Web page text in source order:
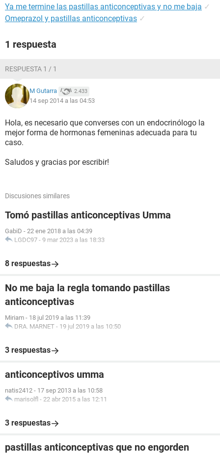
Ya me termine las pastillas anticonceptivas y no me baja ✓
Omeprazol y pastillas anticonceptivas ✓
1 respuesta
RESPUESTA 1 / 1
M Gutarra 2.433
14 sep 2014 a las 04:53
Hola, es necesario que converses con un endocrinólogo la
mejor forma de hormonas femeninas adecuada para tu
caso.
Saludos y gracias por escribir!
Discusiones similares
Tomó pastillas anticonceptivas Umma
GabiD - 22 ene 2018 a las 04:39
LGDC97 - 9 mar 2023 a las 18:33
8 respuestas
No me baja la regla tomando pastillas
anticonceptivas
Miriam - 18 jul 2019 a las 11:39
DRA. MARNET - 19 jul 2019 a las 10:50
3 respuestas
anticonceptivos umma
natis2412 - 17 sep 2013 a las 10:58
marisolfl - 22 abr 2015 a las 12:11
3 respuestas
pastillas anticonceptivas que no engorden